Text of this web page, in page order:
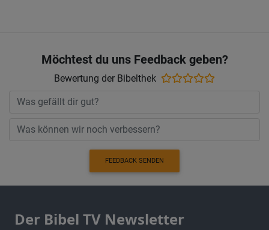
Möchtest du uns Feedback geben?
Bewertung der Bibelthek
FEEDBACK SENDEN
Der Bibel TV Newsletter